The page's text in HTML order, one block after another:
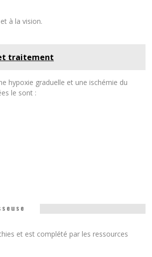
à la vision.
traitement
hypoxie graduelle et une ischémie du
le sont :
et est complété par les ressources